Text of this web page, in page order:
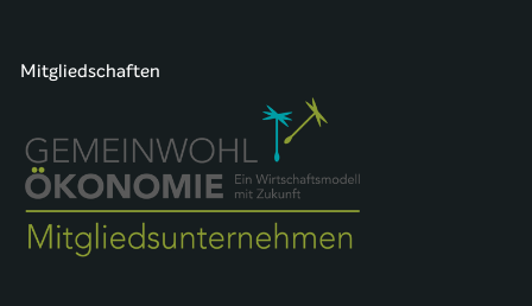
Mitgliedschaften